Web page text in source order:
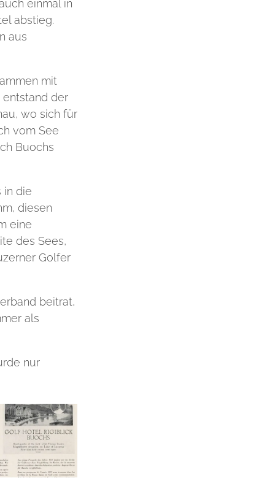
einmal in
abstieg.
aus
mit
der
wo sich für
vom See
Buochs
in die
diesen
eine
des Sees,
Golfer
beitrat,
als
nur